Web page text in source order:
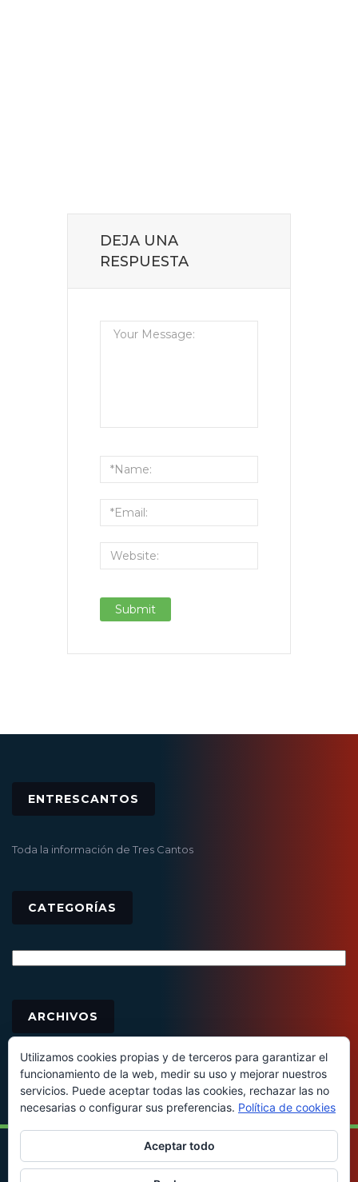
DEJA UNA
RESPUESTA
ENTRESCANTOS
Toda la información de Tres Cantos
CATEGORÍAS
ARCHIVOS
© 2016 - Todos los derechos reservados
Utilizamos cookies propias y de terceros para garantizar el
funcionamiento de la web, medir su uso y mejorar nuestros
servicios. Puede aceptar todas las cookies, rechazar las no
necesarias o configurar sus preferencias. Política de cookies
Aceptar todo